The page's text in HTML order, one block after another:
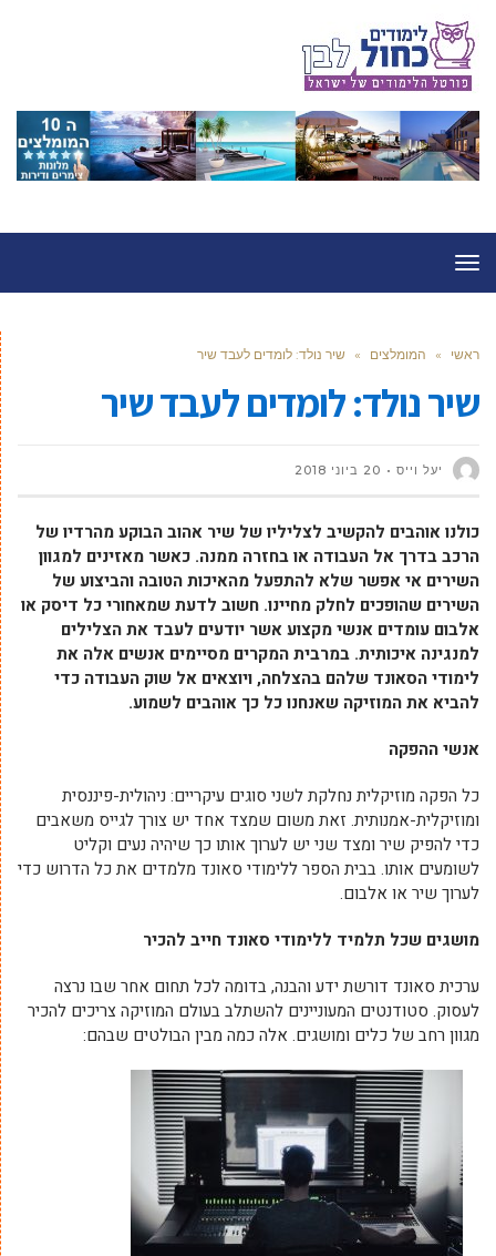
תפריט
ראשי » המומלצים » שיר נולד: לומדים לעבד שיר
שיר נולד: לומדים לעבד שיר
יעל וייס 20 ביוני 2018
כולנו אוהבים להקשיב לצליליו של שיר אהוב הבוקע מהרדיו של
הרכב בדרך אל העבודה או בחזרה ממנה. כאשר מאזינים למגוון
השירים אי אפשר שלא להתפעל מהאיכות הטובה והביצוע של
השירים שהופכים לחלק מחיינו. חשוב לדעת שמאחורי כל דיסק או
אלבום עומדים אנשי מקצוע אשר יודעים לעבד את הצלילים
למנגינה איכותית. במרבית המקרים מסיימים אנשים אלה את
לימודי הסאונד שלהם בהצלחה, ויוצאים אל שוק העבודה כדי
להביא את המוזיקה שאנחנו כל כך אוהבים לשמוע.
אנשי ההפקה
כל הפקה מוזיקלית נחלקת לשני סוגים עיקריים: ניהולית-פיננסית
ומוזיקלית-אמנותית. זאת משום שמצד אחד יש צורך לגייס משאבים
כדי להפיק שיר ומצד שני יש לערוך אותו כך שיהיה נעים וקליט
לשומעים אותו. בבית הספר ללימודי סאונד מלמדים את כל הדרוש כדי
לערוך שיר או אלבום.
מושגים שכל תלמיד ללימודי סאונד חייב להכיר
ערכית סאונד דורשת ידע והבנה, בדומה לכל תחום אחר שבו נרצה
לעסוק. סטודנטים המעוניינים להשתלב בעולם המוזיקה צריכים להכיר
מגוון רחב של כלים ומושגים. אלה כמה מבין הבולטים שבהם: